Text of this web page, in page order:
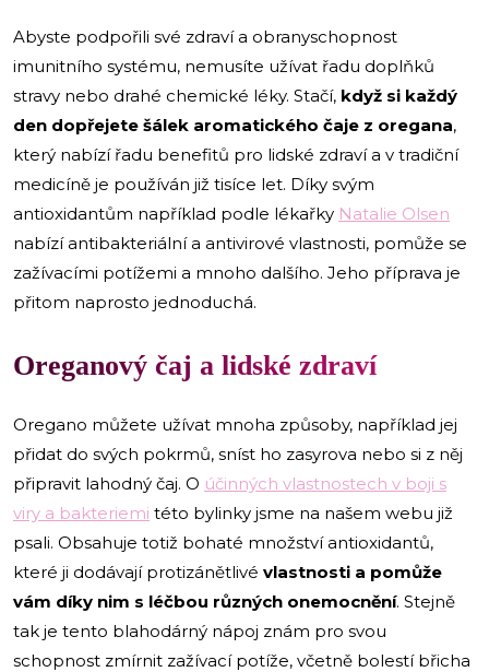
Abyste podpořili své zdraví a obranyschopnost
imunitního systému, nemusíte užívat řadu doplňků
stravy nebo drahé chemické léky. Stačí, když si každý
den dopřejete šálek aromatického čaje z oregana,
který nabízí řadu benefitů pro lidské zdraví a v tradiční
medicíně je používán již tisíce let. Díky svým
antioxidantům například podle lékařky Natalie Olsen
nabízí antibakteriální a antivirové vlastnosti, pomůže se
zažívacími potížemi a mnoho dalšího. Jeho příprava je
přitom naprosto jednoduchá.
Oreganový čaj a lidské zdraví
Oregano můžete užívat mnoha způsoby, například jej
přidat do svých pokrmů, sníst ho zasyrova nebo si z něj
připravit lahodný čaj. O účinných vlastnostech v boji s
viry a bakteriemi této bylinky jsme na našem webu již
psali. Obsahuje totiž bohaté množství antioxidantů,
které ji dodávají protizánětlivé vlastnosti a pomůže
vám díky nim s léčbou různých onemocnění. Stejně
tak je tento blahodárný nápoj znám pro svou
schopnost zmírnit zažívací potíže, včetně bolestí břicha